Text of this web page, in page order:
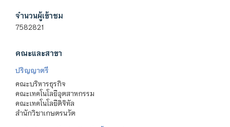
จำนวนผู้เข้าชม
7582821
คณะและสาขา
ปริญญาตรี
คณะบริหารธุรกิจ
คณะเทคโนโลยีอุตสาหกรรม
คณะเทคโนโลยีดิจิทัล
สำนักวิชาเกษตรนวัต